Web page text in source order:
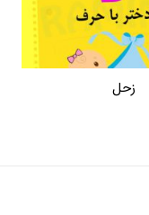
زحل